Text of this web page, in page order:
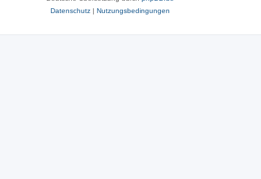
Datenschutz| Nutzungsbedingungen